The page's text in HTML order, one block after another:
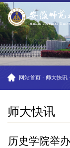
网站首页 · 师大快讯 ·
师大快讯
历史学院举